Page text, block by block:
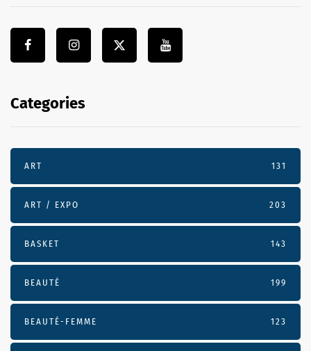
Categories
ART 131
ART / EXPO 203
BASKET 143
BEAUTÉ 199
BEAUTÉ-FEMME 123